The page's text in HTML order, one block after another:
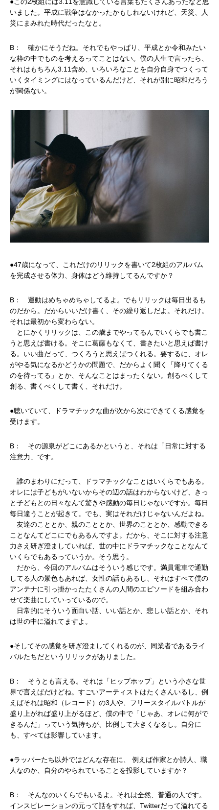
いました。平成に戦争はなかったかもしれないけれど、天災、人
災にまみれた時代だったなと。
B： 確かにそうだね。それでもやっぱり、平成とか令和みたい
な枠の中でものを考えるってことはない。僕の人生で言ったら、
それはもちろん3.11含め、いろいろなことを自分自身でつくって
いくタイミングにはなっているんだけど、それが別に昭和だろう
が関係ない。
●47歳になって、これだけのリリックを書いて2枚組のアルバム
を完成させる体力、身体はどう維持してるんですか？
B： 運動はめちゃめちゃしてるよ。でもリリックは毎日出るも
のだから。だからいいだけ書く、その繰り返しだよ。それだけ。
それは最初から変わらない。
とにかくリリックは、この歳までやってるんでいくらでも書こ
うと思えば書ける。そこに葛藤もなくて、書きたいと思えば書け
る。いい曲だって、つくろうと思えばつくれる。要するに、オレ
がやる気になるかどうかの問題で、だからよく聞く「降りてくる
のを待ってる」とか、そんなことはまったくない。創るべくして
創る、書くべくして書く、それだけ。
●聴いていて、ドラマチックな曲が次から次にできてくる感覚を
受けます。
B： その源泉がどこにあるかというと、それは「日常に対する
注意力」です。
誰のまわりにだって、ドラマチックなことはいくらでもある。
オレには子どもがいないからその辺の話はわからないけど、きっ
と子どもとの日々なんて驚きや感動の毎日じゃないですか。毎日
毎日違うことが起きて。でも、実はそれだけじゃないんだよね。
友達のこととか、親のこととか、世界のこととか、感動できる
ことなんてどこにでもあるんですよ。だから、そこに対する注意
力さえ研ぎ澄ましていれば、世の中にドラマチックなことなんて
いくらでもあるっていうか。そう思う。
だから、今回のアルバムはそういう感じです。満員電車で通勤
してる人の景色もあれば、女性の話もあるし、それはすべて僕の
アンテナに引っ掛かったたくさんの人間のエピソードを組み合わ
せて楽曲にしていっているので。
日常的にそういう面白い話、いい話とか、悲しい話とか、それ
は世の中に溢れてますよ。
●そしてその感覚を研ぎ澄ましてくれるのが、同業者であるライ
バルたちだというリリックがありました。
B： そうとも言える。それは「ヒップホップ」という小さな世
界で言えばだけどね。すごいアーティストはたくさんいるし、例
えばそれは昭和（レコード）の3人や、フリースタイルバトルが
盛り上がれば盛り上がるほど、僕の中で「じゃあ、オレに何がで
きるんだ」っていう気持ちが、比例して大きくなるし。自分に
も、すべては影響しています。
●ラッパーたち以外ではどんな存在に、 例えば作家とか詩人、職
人なのか、自分のやられていることを投影していますか？
B： そんなのいくらでもいるよ。それは全然、普通の人です。
インスピレーションの元って話をすれば、Twitterだって溢れてる